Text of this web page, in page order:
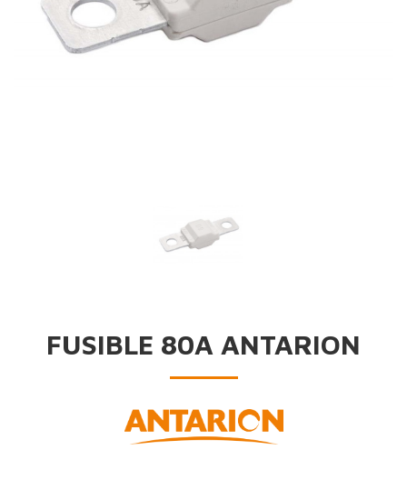
FUSIBLE 80A ANTARION